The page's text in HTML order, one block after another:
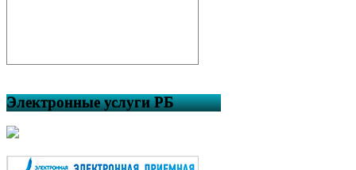
Электронные услуги РБ